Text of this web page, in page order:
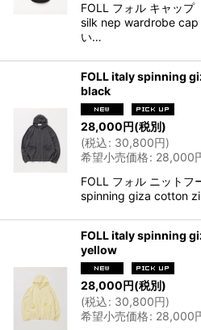
FOLL フォル キャッ
silk nep wardrobe cap
い…
FOLL italy spinning
black
28,000円(税別)
(税込: 30,800円)
希望小売価格: 28,000
FOLL フォル ニット
spinning giza cotton
FOLL italy spinning
yellow
28,000円(税別)
(税込: 30,800円)
希望小売価格: 28,000